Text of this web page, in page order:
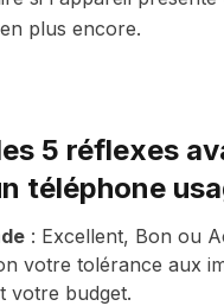
plus encore.
5 réflexes
téléphone
: Excellent, Bon ou
votre tolérance aux
votre budget.